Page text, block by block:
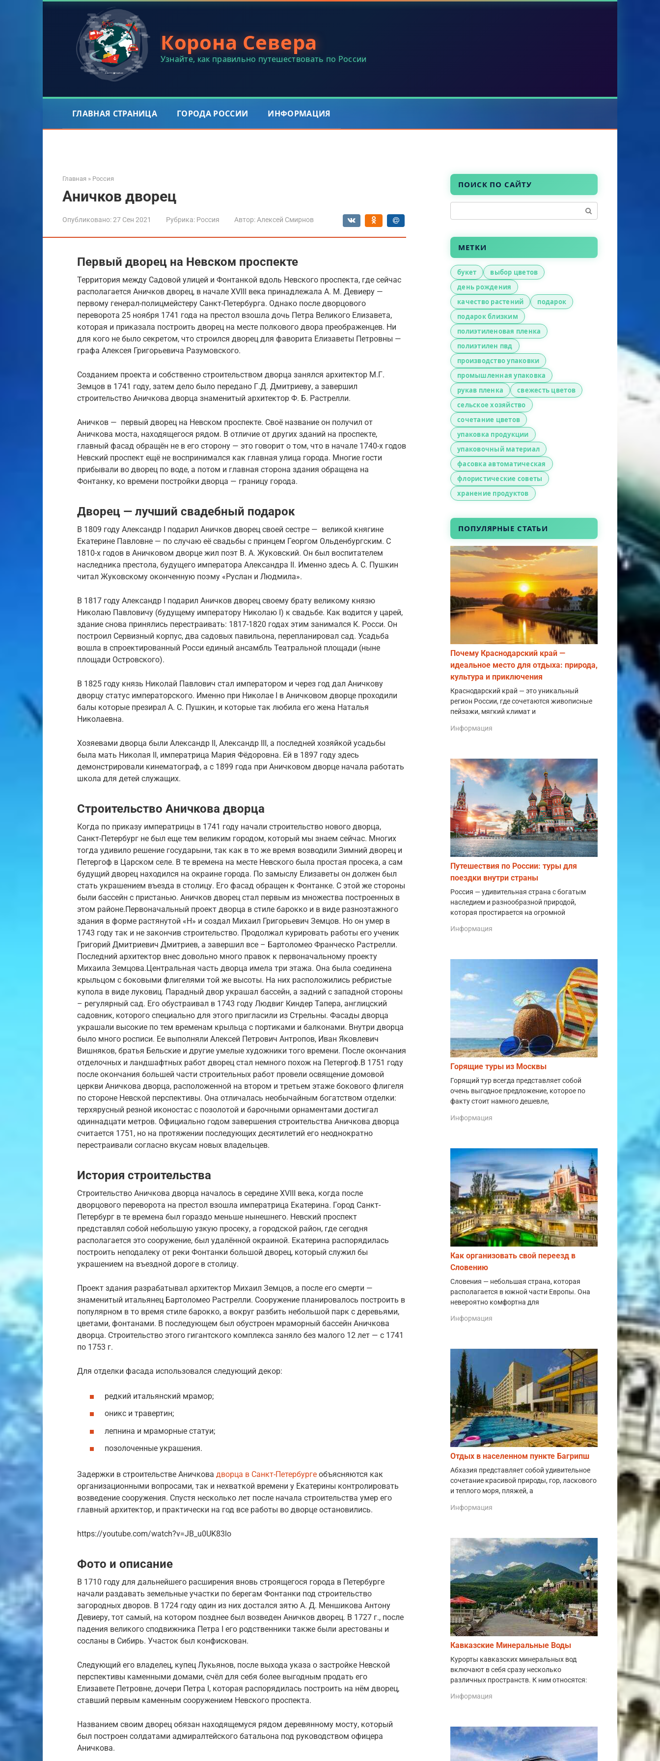
Корона Севера
Узнайте, как правильно путешествовать по России
ГЛАВНАЯ СТРАНИЦА ГОРОДА РОССИИ ИНФОРМАЦИЯ
Главная » Россия
Аничков дворец
Опубликовано:27 Сен 2021 Рубрика: Россия Автор: Алексей Смирнов
Первый дворец на Невском проспекте
Территория между Садовой улицей и Фонтанкой вдоль Невского проспекта, где сейчас
располагается Аничков дворец, в начале XVIII века принадлежала А. М. Девиеру —
первому генерал-полицмейстеру Санкт-Петербурга. Однако после дворцового
переворота 25 ноября 1741 года на престол взошла дочь Петра Великого Елизавета,
которая и приказала построить дворец на месте полкового двора преображенцев. Ни
для кого не было секретом, что строился дворец для фаворита Елизаветы Петровны —
графа Алексея Григорьевича Разумовского.
Созданием проекта и собственно строительством дворца занялся архитектор М.Г.
Земцов в 1741 году, затем дело было передано Г.Д. Дмитриеву, а завершил
строительство Аничкова дворца знаменитый архитектор Ф. Б. Растрелли.
Аничков — первый дворец на Невском проспекте. Своё название он получил от
Аничкова моста, находящегося рядом. В отличие от других зданий на проспекте,
главный фасад обращён не в его сторону — это говорит о том, что в начале 1740-х годов
Невский проспект ещё не воспринимался как главная улица города. Многие гости
прибывали во дворец по воде, а потом и главная сторона здания обращена на
Фонтанку, ко времени постройки дворца — границу города.
Дворец — лучший свадебный подарок
В 1809 году Александр I подарил Аничков дворец своей сестре — великой княгине
Екатерине Павловне — по случаю её свадьбы с принцем Георгом Ольденбургским. С
1810-х годов в Аничковом дворце жил поэт В. А. Жуковский. Он был воспитателем
наследника престола, будущего императора Александра II. Именно здесь А. С. Пушкин
читал Жуковскому оконченную поэму «Руслан и Людмила».
В 1817 году Александр I подарил Аничков дворец своему брату великому князю
Николаю Павловичу (будущему императору Николаю I) к свадьбе. Как водится у царей,
здание снова принялись перестраивать: 1817-1820 годах этим занимался К. Росси. Он
построил Сервизный корпус, два садовых павильона, перепланировал сад. Усадьба
вошла в спроектированный Росси единый ансамбль Театральной площади (ныне
площади Островского).
В 1825 году князь Николай Павлович стал императором и через год дал Аничкову
дворцу статус императорского. Именно при Николае I в Аничковом дворце проходили
балы которые презирал А. С. Пушкин, и которые так любила его жена Наталья
Николаевна.
Хозяевами дворца были Александр II, Александр III, а последней хозяйкой усадьбы
была мать Николая II, императрица Мария Фёдоровна. Ей в 1897 году здесь
демонстрировали кинематограф, а с 1899 года при Аничковом дворце начала работать
школа для детей служащих.
Строительство Аничкова дворца
Когда по приказу императрицы в 1741 году начали строительство нового дворца,
Санкт-Петербург не был еще тем великим городом, который мы знаем сейчас. Многих
тогда удивило решение государыни, так как в то же время возводили Зимний дворец и
Петергоф в Царском селе. В те времена на месте Невского была простая просека, а сам
будущий дворец находился на окраине города. По замыслу Елизаветы он должен был
стать украшением въезда в столицу. Его фасад обращен к Фонтанке. С этой же стороны
были бассейн с пристанью. Аничков дворец стал первым из множества построенных в
этом районе.Первоначальный проект дворца в стиле барокко и в виде разноэтажного
здания в форме растянутой «Н» и создал Михаил Григорьевич Земцов. Но он умер в
1743 году так и не закончив строительство. Продолжал курировать работы его ученик
Григорий Дмитриевич Дмитриев, а завершил все – Бартоломео Франческо Растрелли.
Последний архитектор внес довольно много правок к первоначальному проекту
Михаила Земцова.Центральная часть дворца имела три этажа. Она была соединена
крыльцом с боковыми флигелями той же высоты. На них расположились ребристые
купола в виде луковиц. Парадный двор украшал бассейн, а задний с западной стороны
– регулярный сад. Его обустраивал в 1743 году Людвиг Киндер Тапера, англицский
садовник, которого специально для этого пригласили из Стрельны. Фасады дворца
украшали высокие по тем временам крыльца с портиками и балконами. Внутри дворца
было много росписи. Ее выполняли Алексей Петрович Антропов, Иван Яковлевич
Вишняков, братья Бельские и другие умелые художники того времени. После окончания
отделочных и ландшафтных работ дворец стал немного похож на Петергоф.В 1751 году
после окончания большей части строительных работ провели освящение домовой
церкви Аничкова дворца, расположенной на втором и третьем этаже бокового флигеля
по стороне Невской перспективы. Она отличалась необычайным богатством отделки:
терхярусный резной иконостас с позолотой и барочными орнаментами достигал
одиннадцати метров. Официально годом завершения строительства Аничкова дворца
считается 1751, но на протяжении последующих десятилетий его неоднократно
перестраивали согласно вкусам новых владельцев.
История строительства
Строительство Аничкова дворца началось в середине XVIII века, когда после
дворцового переворота на престол взошла императрица Екатерина. Город Санкт-
Петербург в те времена был гораздо меньше нынешнего. Невский проспект
представлял собой небольшую узкую просеку, а городской район, где сегодня
располагается это сооружение, был удалённой окраиной. Екатерина распорядилась
построить неподалеку от реки Фонтанки большой дворец, который служил бы
украшением на въездной дороге в столицу.
Проект здания разрабатывал архитектор Михаил Земцов, а после его смерти —
знаменитый итальянец Бартоломео Растрелли. Сооружение планировалось построить в
популярном в то время стиле барокко, а вокруг разбить небольшой парк с деревьями,
цветами, фонтанами. В последующем был обустроен мраморный бассейн Аничкова
дворца. Строительство этого гигантского комплекса заняло без малого 12 лет — с 1741
по 1753 г.
Для отделки фасада использовался следующий декор:
редкий итальянский мрамор;
оникс и травертин;
лепнина и мраморные статуи;
позолоченные украшения.
Задержки в строительстве Аничкова дворца в Санкт-Петербурге объясняются как
организационными вопросами, так и нехваткой времени у Екатерины контролировать
возведение сооружения. Спустя несколько лет после начала строительства умер его
главный архитектор, и практически на год все работы во дворце остановились.
https://youtube.com/watch?v=JB_u0UK83lo
Фото и описание
В 1710 году для дальнейшего расширения вновь строящегося города в Петербурге
начали раздавать земельные участки по берегам Фонтанки под строительство
загородных дворов. В 1724 году один из них достался зятю А. Д. Меншикова Антону
Девиеру, тот самый, на котором позднее был возведен Аничков дворец. В 1727 г., после
падения великого сподвижника Петра I его родственники также были арестованы и
сосланы в Сибирь. Участок был конфискован.
Следующий его владелец, купец Лукьянов, после выхода указа о застройке Невской
перспективы каменными домами, счёл для себя более выгодным продать его
Елизавете Петровне, дочери Петра I, которая распорядилась построить на нём дворец,
ставший первым каменным сооружением Невского проспекта.
Названием своим дворец обязан находящемуся рядом деревянному мосту, который
был построен солдатами адмиралтейского батальона под руководством офицера
Аничкова.
ПОИСК ПО САЙТУ
МЕТКИ
букет
выбор цветов
день рождения
качество растений
подарок
подарок близким
полиэтиленовая пленка
полиэтилен пвд
производство упаковки
промышленная упаковка
рукав пленка
свежесть цветов
сельское хозяйство
сочетание цветов
упаковка продукции
упаковочный материал
фасовка автоматическая
флористические советы
хранение продуктов
ПОПУЛЯРНЫЕ СТАТЬИ
Почему Краснодарский край —
идеальное место для отдыха: природа,
культура и приключения
Краснодарский край — это уникальный
регион России, где сочетаются живописные
пейзажи, мягкий климат и
Информация
Путешествия по России: туры для
поездки внутри страны
Россия — удивительная страна с богатым
наследием и разнообразной природой,
которая простирается на огромной
Информация
Горящие туры из Москвы
Горящий тур всегда представляет собой
очень выгодное предложение, которое по
факту стоит намного дешевле,
Информация
Как организовать свой переезд в
Словению
Словения — небольшая страна, которая
располагается в южной части Европы. Она
невероятно комфортна для
Информация
Отдых в населенном пункте Багрипш
Абхазия представляет собой удивительное
сочетание красивой природы, гор, ласкового
и теплого моря, пляжей, а
Информация
Кавказские Минеральные Воды
Курорты кавказских минеральных вод
включают в себя сразу несколько
различных пространств. К ним относятся:
Информация